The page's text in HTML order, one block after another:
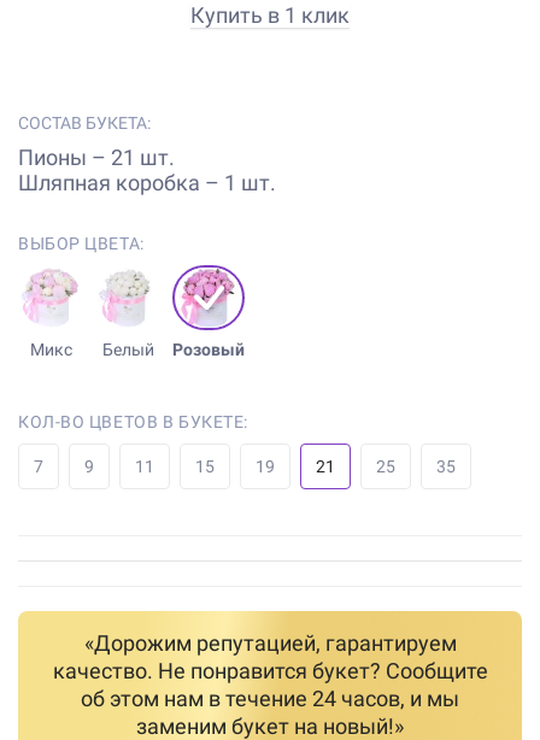
Купить в 1 клик
СОСТАВ БУКЕТА:
Пионы – 21 шт.
Шляпная коробка – 1 шт.
ВЫБОР ЦВЕТА:
Микс Белый Розовый
КОЛ-ВО ЦВЕТОВ В БУКЕТЕ:
7 9 11 15 19 21 25 35
«Дорожим репутацией, гарантируем
качество. Не понравится букет? Сообщите
об этом нам в течение 24 часов, и мы
заменим букет на новый!»